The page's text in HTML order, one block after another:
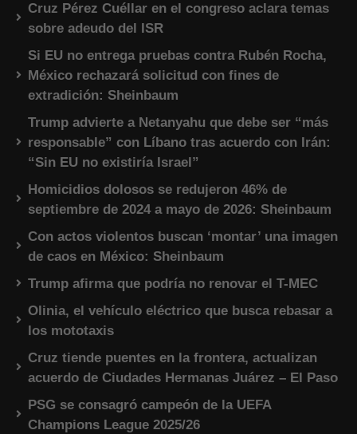
Cruz Pérez Cuéllar en el congreso aclara temas
sobre adeudo del ISR
Si EU no entrega pruebas contra Rubén Rocha,
México rechazará solicitud con fines de
extradición: Sheinbaum
Trump advierte a Netanyahu que debe ser “más
responsable” con Líbano tras acuerdo con Irán:
“Sin EU no existiría Israel”
Homicidios dolosos se redujeron 46% de
septiembre de 2024 a mayo de 2026: Sheinbaum
Con actos violentos buscan ‘montar’ una imagen
de caos en México: Sheinbaum
Trump afirma que podría no renovar el T-MEC
Olinia, el vehículo eléctrico que busca rebasar a
los mototaxis
Cruz tiende puentes en la frontera, actualizan
acuerdo de Ciudades Hermanas Juárez – El Paso
PSG se consagró campeón de la UEFA
Champions League 2025/26